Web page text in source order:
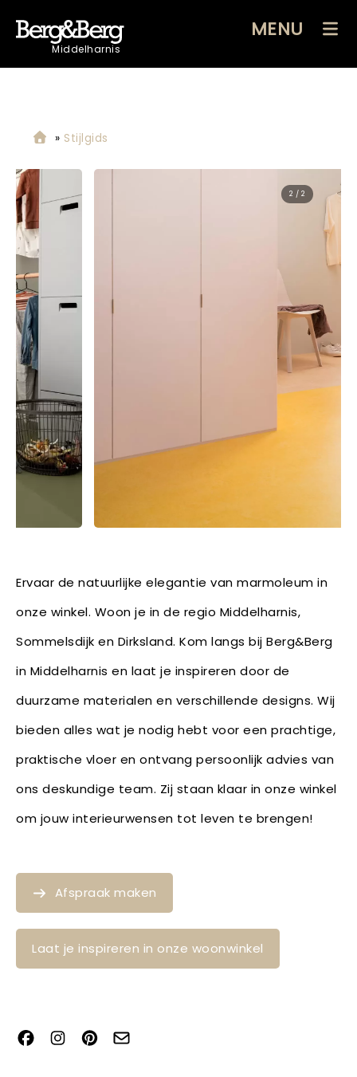
Middelharnis
MENU
» Stijlgids
2 / 2
Ervaar de natuurlijke elegantie van marmoleum in
onze winkel. Woon je in de regio Middelharnis,
Sommelsdijk en Dirksland. Kom langs bij Berg&Berg
in Middelharnis en laat je inspireren door de
duurzame materialen en verschillende designs. Wij
bieden alles wat je nodig hebt voor een prachtige,
praktische vloer en ontvang persoonlijk advies van
ons deskundige team. Zij staan klaar in onze winkel
om jouw interieurwensen tot leven te brengen!
Afspraak maken
Laat je inspireren in onze woonwinkel